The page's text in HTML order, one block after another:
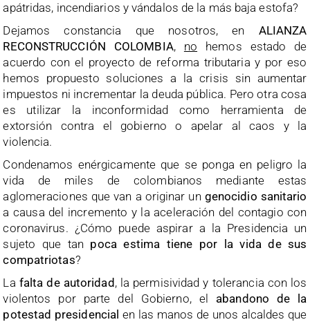
apátridas, incendiarios y vándalos de la más baja estofa?
Dejamos constancia que nosotros, en ALIANZA
RECONSTRUCCIÓN COLOMBIA, no hemos estado de
acuerdo con el proyecto de reforma tributaria y por eso
hemos propuesto soluciones a la crisis sin aumentar
impuestos ni incrementar la deuda pública. Pero otra cosa
es utilizar la inconformidad como herramienta de
extorsión contra el gobierno o apelar al caos y la
violencia.
Condenamos enérgicamente que se ponga en peligro la
vida de miles de colombianos mediante estas
aglomeraciones que van a originar un genocidio sanitario
a causa del incremento y la aceleración del contagio con
coronavirus. ¿Cómo puede aspirar a la Presidencia un
sujeto que tan poca estima tiene por la vida de sus
compatriotas?
La falta de autoridad , la permisividad y tolerancia con los
violentos por parte del Gobierno, el abandono de la
potestad presidencial en las manos de unos alcaldes que